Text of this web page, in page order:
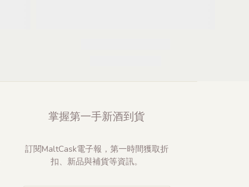
掌握第一手新酒到貨
訂閱MaltCask電子報，第一時間獲取折
扣、新品與補貨等資訊。